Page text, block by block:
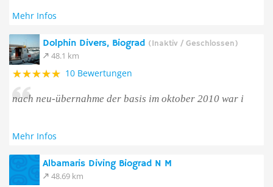
Mehr Infos
Dolphin Divers, Biograd (Inaktiv / Geschlossen)
48.1 km
10 Bewertungen
nach neu-übernahme der basis im oktober 2010 war i
Mehr Infos
Albamaris Diving Biograd N M
48.69 km